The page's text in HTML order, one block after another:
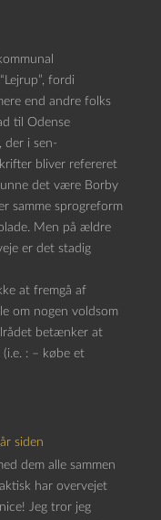
fordi
end andre folks
til Odense
der i sen-
bliver refereret
det være Borby
samme sprogreform
Men på ældre
er det stadig
at fremgå af
om nogen voldsom
betænker at
(i.e. : – købe et
siden
dem alle sammen
har overvejet
Jeg tror jeg